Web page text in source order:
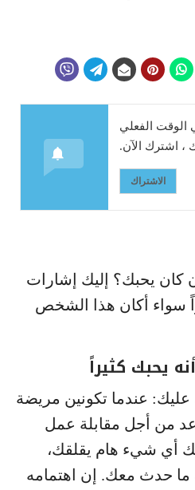
الوقت الفعلي
، اشترك الآن.
الاشتراك
كان يحبك؟ إليك إشارات
سواء أكان هذا الشخص
عليك: عندما تكونين مريضة
من أجل مقابلة عمل
أي شيء هام يقلقك،
ما حدث معك. إن اهتمامه